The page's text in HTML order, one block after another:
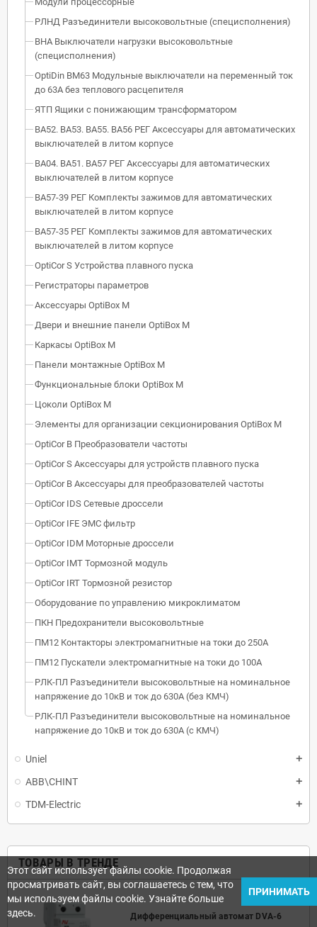
РЛНД Разъединители высоковольтные (специсполнения)
ВНА Выключатели нагрузки высоковольтные
(специсполнения)
OptiDin BM63 Модульные выключатели на переменный ток
до 63А без теплового расцепителя
ЯТП Ящики с понижающим трансформатором
ВА52. ВА53. ВА55. ВА56 РЕГ Аксессуары для автоматических
выключателей в литом корпусе
ВА04. ВА51. ВА57 РЕГ Аксессуары для автоматических
выключателей в литом корпусе
ВА57-39 РЕГ Комплекты зажимов для автоматических
выключателей в литом корпусе
ВА57-35 РЕГ Комплекты зажимов для автоматических
выключателей в литом корпусе
OptiCor S Устройства плавного пуска
Регистраторы параметров
Аксессуары OptiBox M
Двери и внешние панели OptiBox M
Каркасы OptiBox M
Панели монтажные OptiBox M
Функциональные блоки OptiBox M
Цоколи OptiBox M
Элементы для организации секционирования OptiBox M
OptiCor B Преобразователи частоты
OptiCor S Аксессуары для устройств плавного пуска
OptiCor B Аксессуары для преобразователей частоты
OptiCor IDS Сетевые дроссели
OptiCor IFE ЭМС фильтр
OptiCor IDM Моторные дроссели
OptiCor IМТ Тормозной модуль
OptiCor IRT Тормозной резистор
Оборудование по управлению микроклиматом
ПКН Предохранители высоковольтные
ПМ12 Контакторы электромагнитные на токи до 250А
ПМ12 Пускатели электромагнитные на токи до 100А
РЛК-ПЛ Разъединители высоковольтные на номинальное
напряжение до 10кВ и ток до 630А (без КМЧ)
РЛК-ПЛ Разъединители высоковольтные на номинальное
напряжение до 10кВ и ток до 630А (с КМЧ)
Uniel
ABB\CHINT
TDM-Electric
ТОВАРЫ В ТРЕНДЕ
Дифференциальный автомат DVA-6
Этот сайт использует файлы cookie. Продолжая
просматривать сайт, вы соглашаетесь с тем, что
мы используем файлы cookie. Узнайте больше
здесь.
ПРИНИМАТЬ